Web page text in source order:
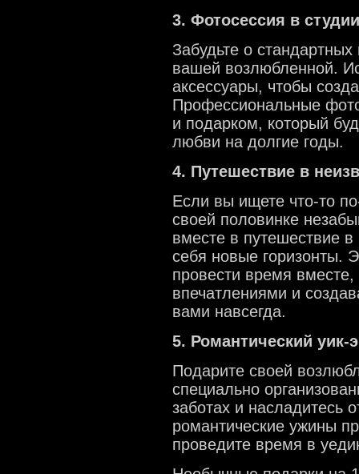
3. Фотосессия в студии
Забудьте о
вашей возлюбленной.
аксессуары, чтобы
Профессиональные
и подарком, который
любви на долгие годы.
4. Путешествие в
Если вы ищете что-то
своей половинке
вместе в путешествие
себя новые горизонты.
провести время
впечатлениями и
вами навсегда.
5. Романтический уик-
Подарите своей
специально
заботах и насладитесь
романтические ужины
проведите время в